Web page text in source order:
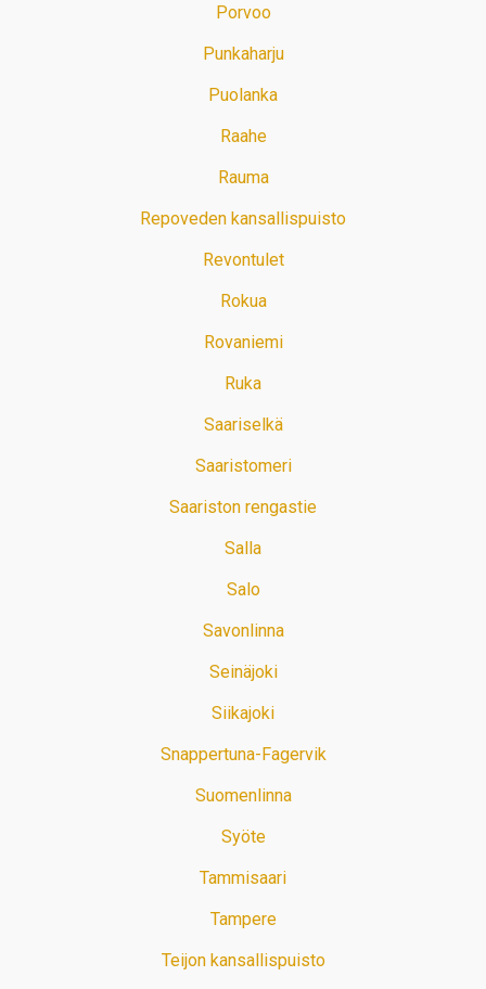
Porvoo
Punkaharju
Puolanka
Raahe
Rauma
Repoveden kansallispuisto
Revontulet
Rokua
Rovaniemi
Ruka
Saariselkä
Saaristomeri
Saariston rengastie
Salla
Salo
Savonlinna
Seinäjoki
Siikajoki
Snappertuna-Fagervik
Suomenlinna
Syöte
Tammisaari
Tampere
Teijon kansallispuisto